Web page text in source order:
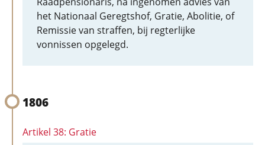
het Nationaal Geregtshof, Gratie, Abolitie, of
Remissie van straffen, bij regterlijke
vonnissen opgelegd.
1806
Artikel 38: Gratie